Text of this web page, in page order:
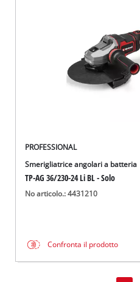
PROFESSIONAL
Smerigliatrice angolari a batteria
TP-AG 36/230-24 Li BL - Solo
No articolo.: 4431210
Confronta il prodotto